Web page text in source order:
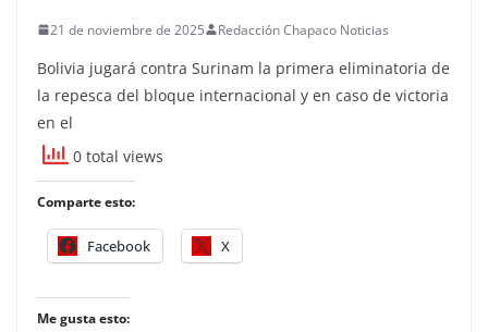
21 de noviembre de 2025 Redacción Chapaco Noticias
Bolivia jugará contra Surinam la primera eliminatoria de
la repesca del bloque internacional y en caso de victoria
en el
0 total views
Comparte esto:
Facebook X
Me gusta esto: